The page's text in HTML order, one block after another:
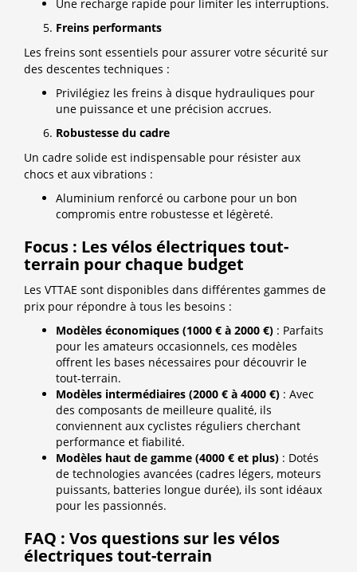
Une recharge rapide pour limiter les interruptions.
Freins performants
Les freins sont essentiels pour assurer votre sécurité sur
des descentes techniques :
Privilégiez les freins à disque hydrauliques pour
une puissance et une précision accrues.
Robustesse du cadre
Un cadre solide est indispensable pour résister aux
chocs et aux vibrations :
Aluminium renforcé ou carbone pour un bon
compromis entre robustesse et légèreté.
Focus : Les vélos électriques tout-
terrain pour chaque budget
Les VTTAE sont disponibles dans différentes gammes de
prix pour répondre à tous les besoins :
Modèles économiques (1000 € à 2000 €) : Parfaits
pour les amateurs occasionnels, ces modèles
offrent les bases nécessaires pour découvrir le
tout-terrain.
Modèles intermédiaires (2000 € à 4000 €) : Avec
des composants de meilleure qualité, ils
conviennent aux cyclistes réguliers cherchant
performance et fiabilité.
Modèles haut de gamme (4000 € et plus) : Dotés
de technologies avancées (cadres légers, moteurs
puissants, batteries longue durée), ils sont idéaux
pour les passionnés.
FAQ : Vos questions sur les vélos
électriques tout-terrain